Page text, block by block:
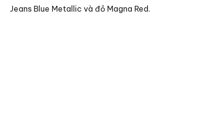
Jeans Blue Metallic và đỏ Magna Red.